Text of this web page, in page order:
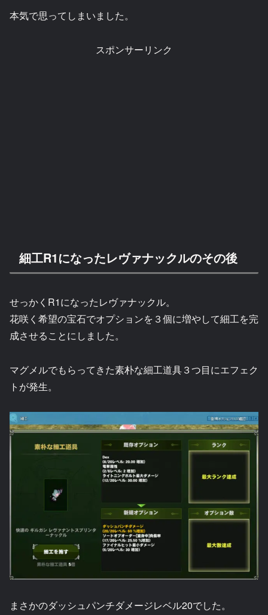
本気で思ってしまいました。
スポンサーリンク
細工R1になったレヴァナックルのその後
せっかくR1になったレヴァナックル。
花咲く希望の宝石でオプションを３個に増やして細工を完
成させることにしました。
マグメルでもらってきた素朴な細工道具３つ目にエフェク
トが発生。
まさかのダッシュパンチダメージレベル20でした。